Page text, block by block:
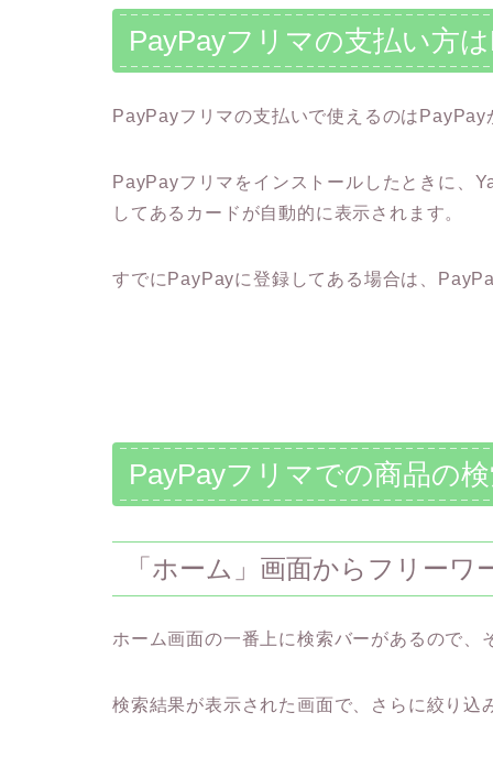
PayPayフリマの支払い方
PayPayフリマの支払いで使えるのは
PayPayフリマをインストールしたときに、
してあるカードが自動的に表示されます。
すでにPayPayに登録してある場合は、
PayPayフリマでの商品の
「ホーム」画面からフリーワ
ホーム画面の一番上に検索バーがあるので
検索結果が表示された画面で、さらに絞り込